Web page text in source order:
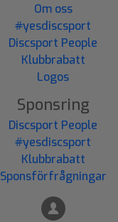
Om oss
#yesdiscsport
Discsport People
Klubbrabatt
Logos
Sponsring
Discsport People
#yesdiscsport
Klubbrabatt
Sponsförfrågningar